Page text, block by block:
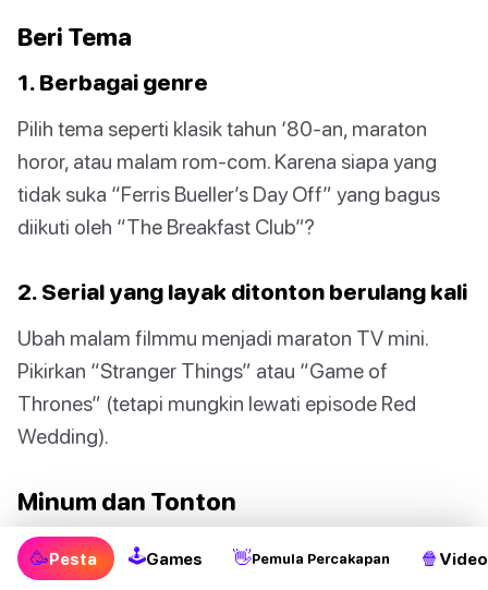
Beri Tema
1. Berbagai genre
Pilih tema seperti klasik tahun ‘80-an, maraton
horor, atau malam rom-com. Karena siapa yang
tidak suka “Ferris Bueller’s Day Off” yang bagus
diikuti oleh “The Breakfast Club”?
2. Serial yang layak ditonton berulang kali
Ubah malam filmmu menjadi maraton TV mini.
Pikirkan “Stranger Things” atau “Game of
Thrones” (tetapi mungkin lewati episode Red
Wedding).
Minum dan Tonton
Bumbui dengan permainan minum bertema.
Minumlah setiap kali Harry Potter mengatakan
🥳Pesta 🕹Games 👋Pemula Percakapan 🍿 Video